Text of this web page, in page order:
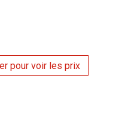
pour voir les prix